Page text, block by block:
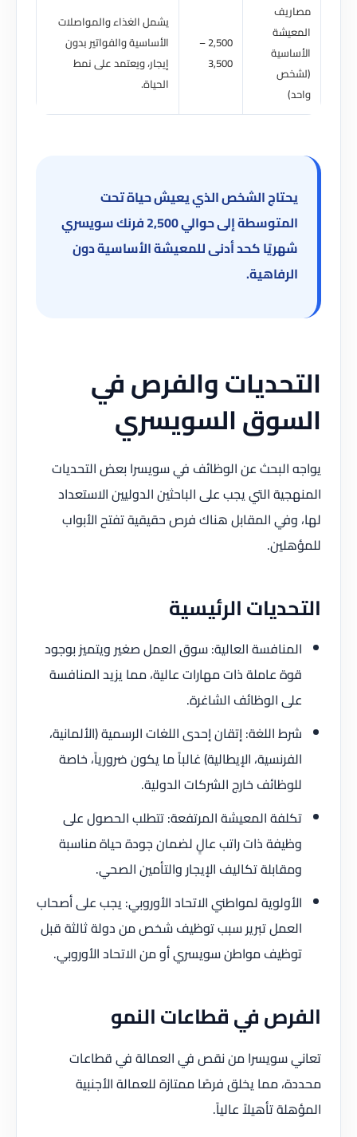
مصاريف
المعيشة
الأساسية
(لشخص
واحد)
2,500 –
3,500
يشمل الغذاء والمواصلات
الأساسية والفواتير بدون
إيجار، ويعتمد على نمط
الحياة.
يحتاج الشخص الذي يعيش حياة تحت
المتوسطة إلى حوالي 2,500 فرنك سويسري
شهريًا كحد أدنى للمعيشة الأساسية دون
الرفاهية.
التحديات والفرص في
السوق السويسري
يواجه البحث عن الوظائف في سويسرا بعض التحديات
المنهجية التي يجب على الباحثين الدوليين الاستعداد
لها، وفي المقابل هناك فرص حقيقية تفتح الأبواب
للمؤهلين.
التحديات الرئيسية
المنافسة العالية: سوق العمل صغير ويتميز بوجود
قوة عاملة ذات مهارات عالية، مما يزيد المنافسة
على الوظائف الشاغرة.
شرط اللغة: إتقان إحدى اللغات الرسمية (الألمانية،
الفرنسية، الإيطالية) غالباً ما يكون ضرورياً، خاصة
للوظائف خارج الشركات الدولية.
تكلفة المعيشة المرتفعة: تتطلب الحصول على
وظيفة ذات راتب عالٍ لضمان جودة حياة مناسبة
ومقابلة تكاليف الإيجار والتأمين الصحي.
الأولوية لمواطني الاتحاد الأوروبي: يجب على أصحاب
العمل تبرير سبب توظيف شخص من دولة ثالثة قبل
توظيف مواطن سويسري أو من الاتحاد الأوروبي.
الفرص في قطاعات النمو
تعاني سويسرا من نقص في العمالة في قطاعات
محددة، مما يخلق فرصًا ممتازة للعمالة الأجنبية
المؤهلة تأهيلاً عالياً.